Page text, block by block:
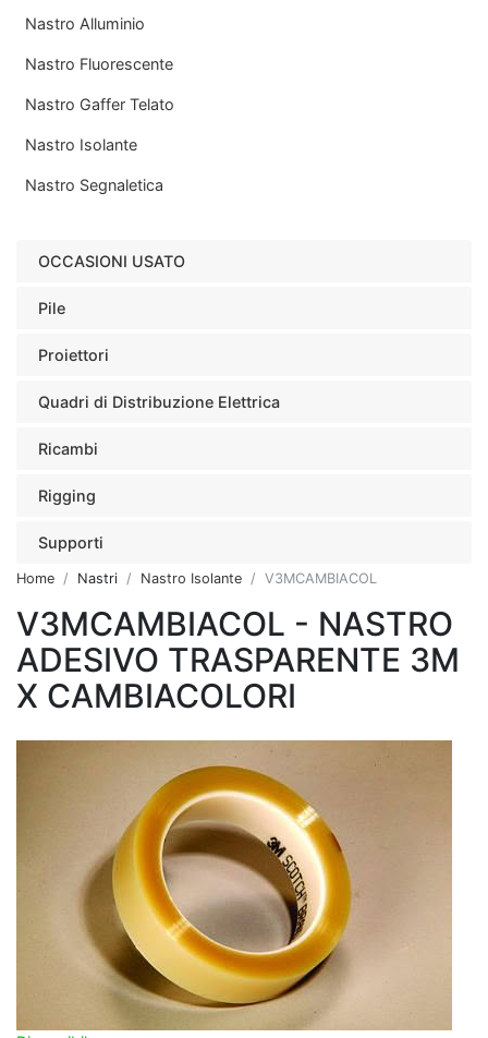
Nastro Alluminio
Nastro Fluorescente
Nastro Gaffer Telato
Nastro Isolante
Nastro Segnaletica
OCCASIONI USATO
Pile
Proiettori
Quadri di Distribuzione Elettrica
Ricambi
Rigging
Supporti
Home Nastri Nastro Isolante V3MCAMBIACOL
V3MCAMBIACOL - NASTRO
ADESIVO TRASPARENTE 3M
X CAMBIACOLORI